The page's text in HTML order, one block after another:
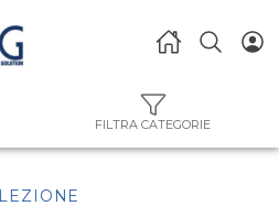
FILTRA CATEGORIE